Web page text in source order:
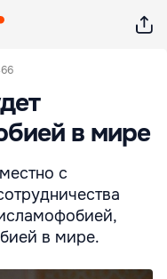
в мире
с
в мире.